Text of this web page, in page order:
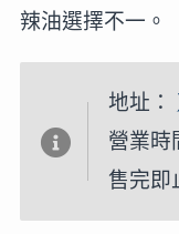
辣油選擇不一。
地址：
營業時
售完即